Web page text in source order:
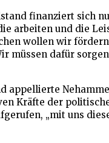
finanziert sich
arbeiten und die
wollen wir
müssen dafür
appellierte
Kräfte der
„mit uns